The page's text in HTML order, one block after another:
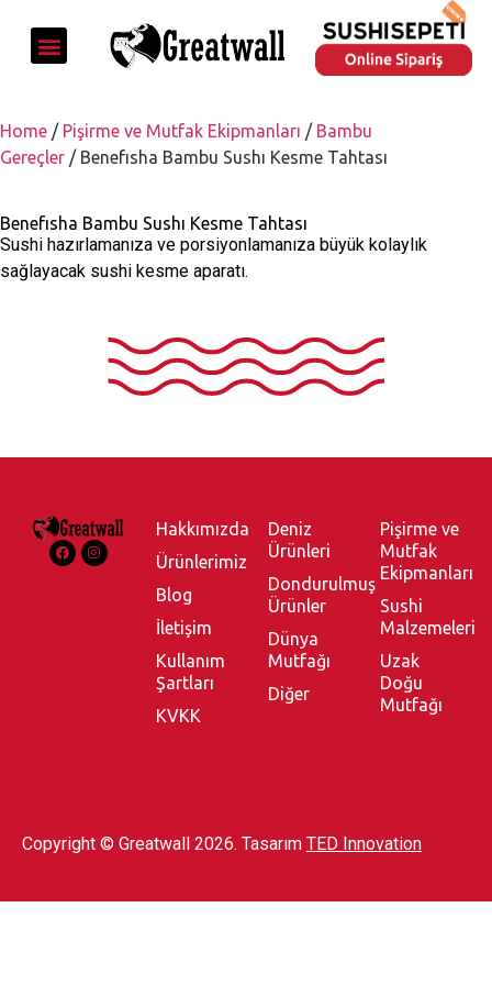
Home / Pişirme ve Mutfak Ekipmanları / Bambu
Gereçler / Benefısha Bambu Sushı Kesme Tahtası
Benefısha Bambu Sushı Kesme Tahtası
Sushi hazırlamanıza ve porsiyonlamanıza büyük kolaylık
sağlayacak sushi kesme aparatı.
Hakkımızda
Ürünlerimiz
Blog
İletişim
Kullanım
Şartları
KVKK
Deniz
Ürünleri
Dondurulmuş
Ürünler
Dünya
Mutfağı
Diğer
Pişirme ve
Mutfak
Ekipmanları
Sushi
Malzemeleri
Uzak
Doğu
Mutfağı
Copyright © Greatwall 2026. Tasarım TED Innovation